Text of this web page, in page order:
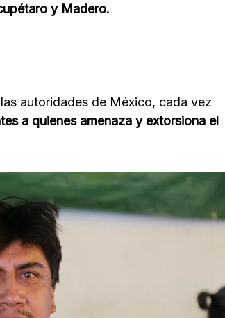
y Madero.
autoridades de México, cada vez
a quienes amenaza y extorsiona el